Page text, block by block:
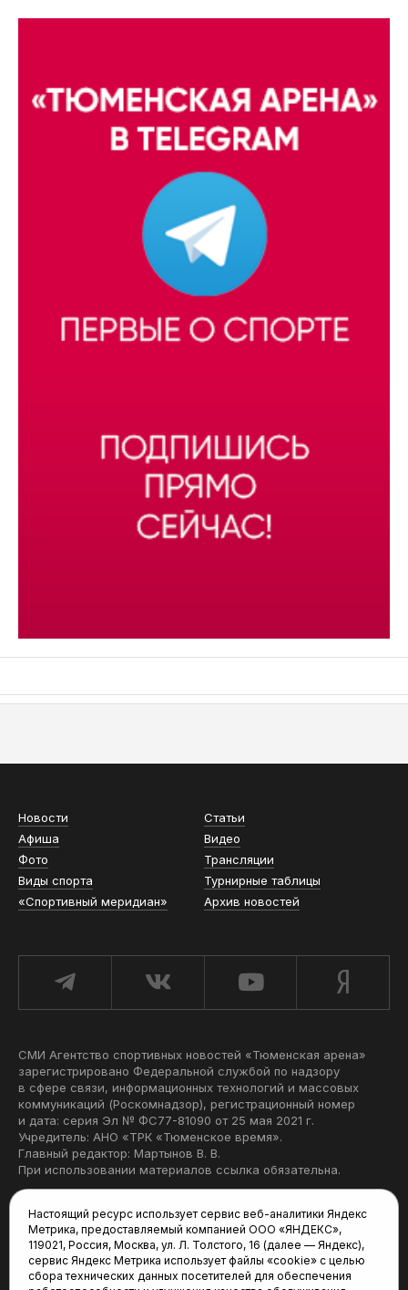
Новости
Статьи
Афиша
Видео
Фото
Трансляции
Виды спорта
Турнирные таблицы
«Спортивный меридиан»
Архив новостей
СМИ Агентство спортивных новостей «Тюменская арена»
зарегистрировано Федеральной службой по надзору
в сфере связи, информационных технологий и массовых
коммуникаций (Роскомнадзор), регистрационный номер
и дата: серия Эл № ФС77-81090 от 25 мая 2021 г.
Учредитель: АНО «ТРК «Тюменское время».
Главный редактор: Мартынов В. В.
При использовании материалов ссылка обязательна.
Редакция:
625035, Тюмень, пр. Геологоразведчиков, 28А
(3452) 68-22-28
Настоящий ресурс использует сервис веб-аналитики Яндекс
Метрика, предоставляемый компанией ООО «ЯНДЕКС»,
119021, Россия, Москва, ул. Л. Толстого, 16 (далее — Яндекс),
сервис Яндекс Метрика использует файлы «cookie» с целью
сбора технических данных посетителей для обеспечения